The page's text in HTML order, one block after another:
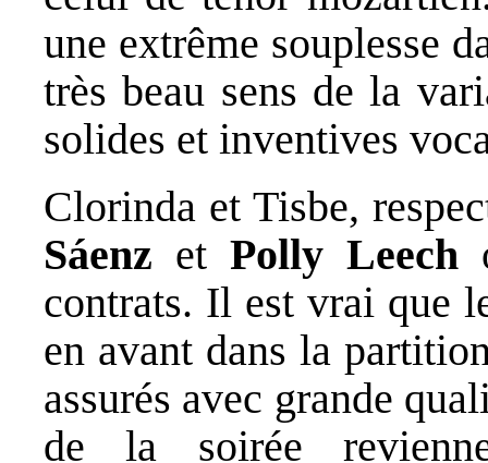
une extrême souplesse
très beau sens de la
solides et inventives
Clorinda et Tisbe,
Sáenz et Polly Leech
contrats. Il est vrai que
en avant dans la
assurés avec grande
de la soirée